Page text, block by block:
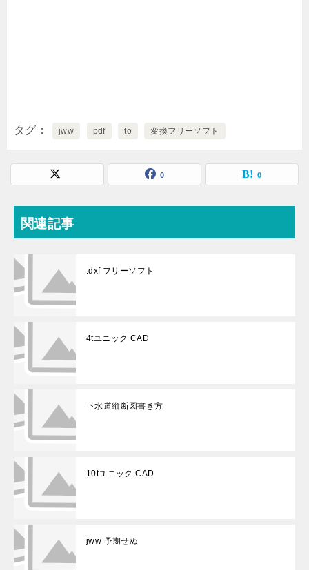
タグ jww pdf to 変換フリーソフト
0 0
関連記事
.dxf フリーソフト
4tユニック CAD
下水道縦断図書き方
10tユニック CAD
jww 予期せぬ